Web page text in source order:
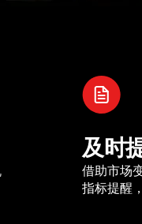
及时
借助市场
指标提醒